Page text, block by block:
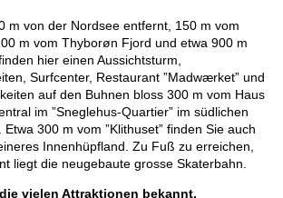
m von der Nordsee entfernt, 150 m vom
m vom Thyborøn Fjord und etwa 900 m
hier einen Aussichtsturm,
Surfcenter, Restaurant ”Madwærket” und
auf den Buhnen bloss 300 m vom Haus
im ”Sneglehus-Quartier” im südlichen
300 m vom ”Klithuset” finden Sie auch
Innenhüpfland. Zu Fuß zu erreichen,
liegt die neugebaute grosse Skaterbahn.
vielen Attraktionen bekannt.